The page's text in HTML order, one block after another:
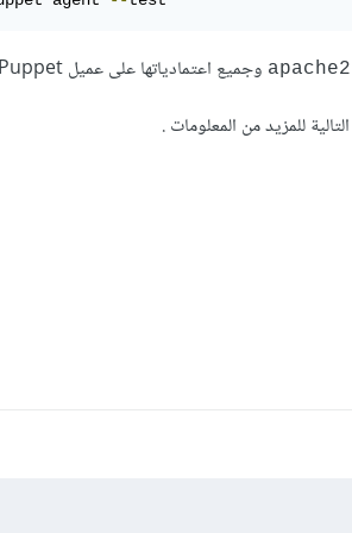
apache2 وجميع اعتمادياتها على عميل Puppet.